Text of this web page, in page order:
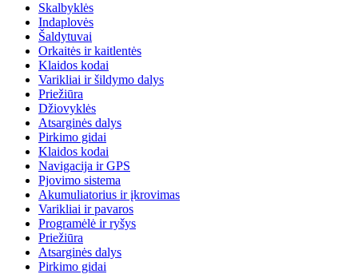
Skalbyklės
Indaplovės
Šaldytuvai
Orkaitės ir kaitlentės
Klaidos kodai
Varikliai ir šildymo dalys
Priežiūra
Džiovyklės
Atsarginės dalys
Pirkimo gidai
Klaidos kodai
Navigacija ir GPS
Pjovimo sistema
Akumuliatorius ir įkrovimas
Varikliai ir pavaros
Programėlė ir ryšys
Priežiūra
Atsarginės dalys
Pirkimo gidai